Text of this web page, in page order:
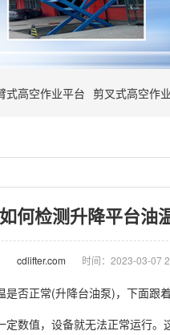
式高空作业平台 剪叉式高空作
如何检测升降平台油
cdlifter.com 时间：2023-03-07
否正常(升降台油泵)，下面跟
数值，设备就无法正常运行